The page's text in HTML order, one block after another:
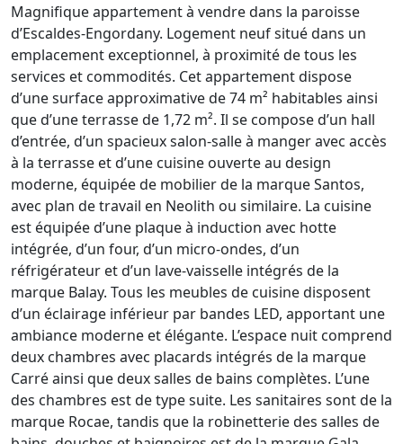
Magnifique appartement à vendre dans la paroisse
d’Escaldes-Engordany. Logement neuf situé dans un
emplacement exceptionnel, à proximité de tous les
services et commodités. Cet appartement dispose
d’une surface approximative de 74 m² habitables ainsi
que d’une terrasse de 1,72 m². Il se compose d’un hall
d’entrée, d’un spacieux salon-salle à manger avec accès
à la terrasse et d’une cuisine ouverte au design
moderne, équipée de mobilier de la marque Santos,
avec plan de travail en Neolith ou similaire. La cuisine
est équipée d’une plaque à induction avec hotte
intégrée, d’un four, d’un micro-ondes, d’un
réfrigérateur et d’un lave-vaisselle intégrés de la
marque Balay. Tous les meubles de cuisine disposent
d’un éclairage inférieur par bandes LED, apportant une
ambiance moderne et élégante. L’espace nuit comprend
deux chambres avec placards intégrés de la marque
Carré ainsi que deux salles de bains complètes. L’une
des chambres est de type suite. Les sanitaires sont de la
marque Rocae, tandis que la robinetterie des salles de